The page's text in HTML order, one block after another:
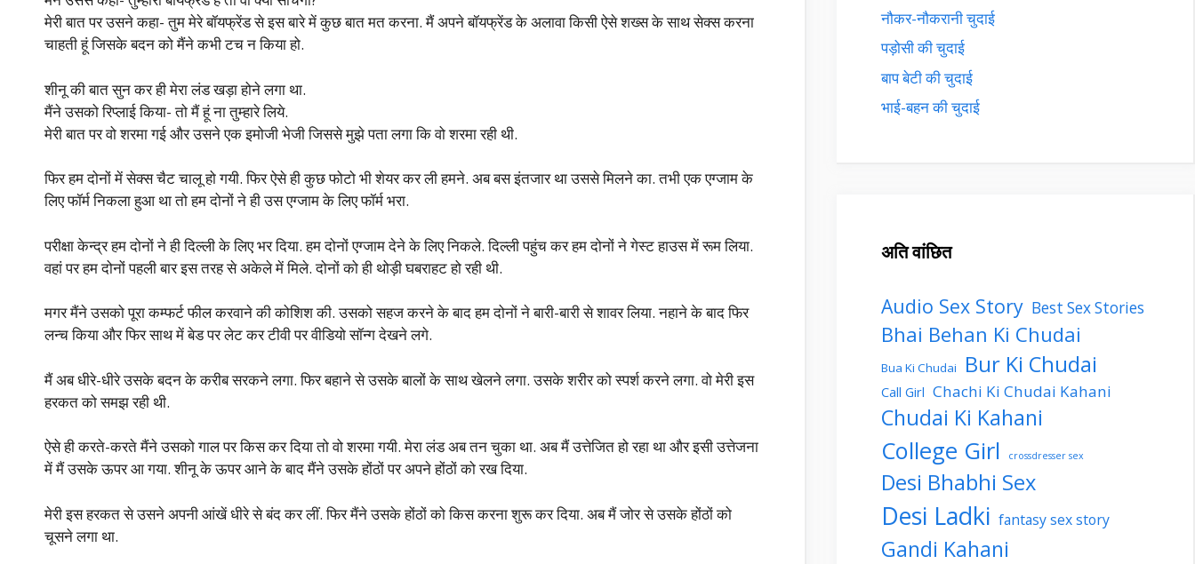
मेरी बात पर उसने कहा- तुम मेरे बॉयफ्रेंड से इस बारे में कुछ बात मत करना. मैं अपने बॉयफ्रेंड के अलावा किसी ऐसे शख्स के साथ सेक्स करना
चाहती हूं जिसके बदन को मैंने कभी टच न किया हो.
शीनू की बात सुन कर ही मेरा लंड खड़ा होने लगा था.
मैंने उसको रिप्लाई किया- तो मैं हूं ना तुम्हारे लिये.
मेरी बात पर वो शरमा गई और उसने एक इमोजी भेजी जिससे मुझे पता लगा कि वो शरमा रही थी.
फिर हम दोनों में सेक्स चैट चालू हो गयी. फिर ऐसे ही कुछ फोटो भी शेयर कर ली हमने. अब बस इंतजार था उससे मिलने का. तभी एक एग्जाम के
लिए फॉर्म निकला हुआ था तो हम दोनों ने ही उस एग्जाम के लिए फॉर्म भरा.
परीक्षा केन्द्र हम दोनों ने ही दिल्ली के लिए भर दिया. हम दोनों एग्जाम देने के लिए निकले. दिल्ली पहुंच कर हम दोनों ने गेस्ट हाउस में रूम लिया.
वहां पर हम दोनों पहली बार इस तरह से अकेले में मिले. दोनों को ही थोड़ी घबराहट हो रही थी.
मगर मैंने उसको पूरा कम्फर्ट फील करवाने की कोशिश की. उसको सहज करने के बाद हम दोनों ने बारी-बारी से शावर लिया. नहाने के बाद फिर
लन्च किया और फिर साथ में बेड पर लेट कर टीवी पर वीडियो सॉन्ग देखने लगे.
मैं अब धीरे-धीरे उसके बदन के करीब सरकने लगा. फिर बहाने से उसके बालों के साथ खेलने लगा. उसके शरीर को स्पर्श करने लगा. वो मेरी इस
हरकत को समझ रही थी.
ऐसे ही करते-करते मैंने उसको गाल पर किस कर दिया तो वो शरमा गयी. मेरा लंड अब तन चुका था. अब मैं उत्तेजित हो रहा था और इसी उत्तेजना
में मैं उसके ऊपर आ गया. शीनू के ऊपर आने के बाद मैंने उसके होंठों पर अपने होंठों को रख दिया.
मेरी इस हरकत से उसने अपनी आंखें धीरे से बंद कर लीं. फिर मैंने उसके होंठों को किस करना शुरू कर दिया. अब मैं जोर से उसके होंठों को
चूसने लगा था.
नौकर-नौकरानी चुदाई
पड़ोसी की चुदाई
बाप बेटी की चुदाई
भाई-बहन की चुदाई
अति वांछित
Audio Sex Story Best Sex Stories
Bhai Behan Ki Chudai
Bua Ki Chudai Bur Ki Chudai
Call Girl Chachi Ki Chudai Kahani
Chudai Ki Kahani
College Girl crossdresser sex
Desi Bhabhi Sex
Desi Ladki fantasy sex story
Gandi Kahani